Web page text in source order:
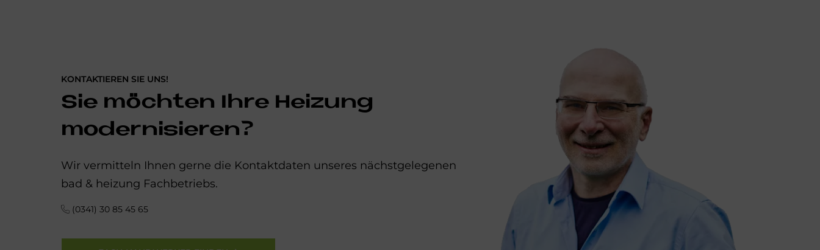
KONTAKTIEREN SIE UNS!
Sie möchten Ihre Heizung
modernisieren?
Wir vermitteln Ihnen gerne die Kontaktdaten unseres nächstgelegenen
bad & heizung Fachbetriebs.
(0341) 30 85 45 65